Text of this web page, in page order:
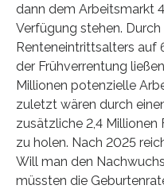
dann dem Arbeitsmarkt
Verfügung stehen.
Renteneintrittsalters auf
der Frühverrentung
Millionen potenzielle
zuletzt wären durch
zusätzliche 2,4 Millionen
zu holen. Nach 2025
Will man den
müssten die